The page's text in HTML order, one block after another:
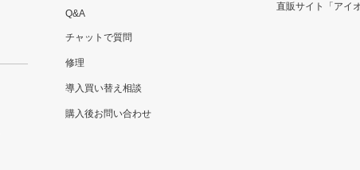
Q&A
チャットで質問
修理
導入買い替え相談
購入後お問い合わせ
直販サイト「アイ